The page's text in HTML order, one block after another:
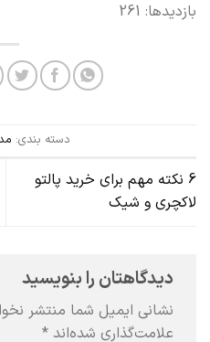
بازدیدها: 261
دسته بندی: مد
6 نکته مهم برای خرید پالتو
لاکچری و شیک
دیدگاهتان را بنویسید
نشانی ایمیل شما منتشر
علامت‌گذاری شده‌اند *